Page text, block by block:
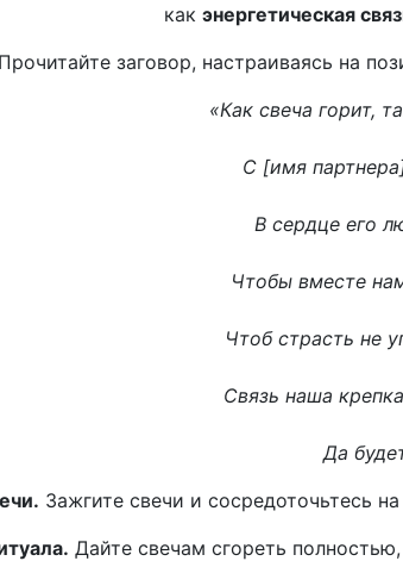
как энергетическая
Прочитайте заговор, настраиваясь на
«Как свеча горит,
С [имя
В сердце его
Чтобы вместе
Чтоб страсть не
Связь наша
Да
Зажгите свечи и сосредоточьтесь
Дайте свечам сгореть